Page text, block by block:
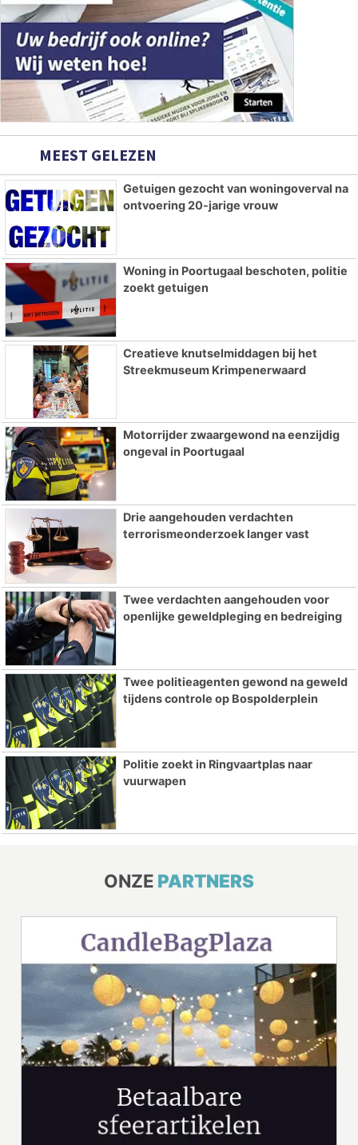
MEEST GELEZEN
Getuigen gezocht van woningoverval na
ontvoering 20-jarige vrouw
Woning in Poortugaal beschoten, politie
zoekt getuigen
Creatieve knutselmiddagen bij het
Streekmuseum Krimpenerwaard
Motorrijder zwaargewond na eenzijdig
ongeval in Poortugaal
Drie aangehouden verdachten
terrorismeonderzoek langer vast
Twee verdachten aangehouden voor
openlijke geweldpleging en bedreiging
Twee politieagenten gewond na geweld
tijdens controle op Bospolderplein
Politie zoekt in Ringvaartplas naar
vuurwapen
ONZE PARTNERS